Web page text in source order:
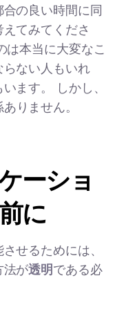
の良い時間に同
てみてくださ
は本当に大変なこ
らない人もいれ
ます。 しかし、
りません。
ーショ
に
せるためには、
法が透明である必